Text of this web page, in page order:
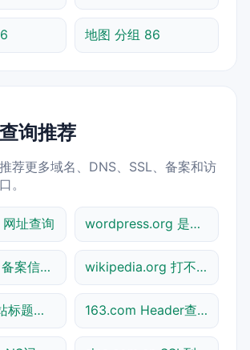
地图 分组 86
询推荐
荐更多域名、DNS、SSL、备案和访
。
址查询 wordpress.org 是什么网站
aliyun.com 备案信息查询 wikipedia.org 打不开检测
qq.com 网站标题查询 163.com Header查询